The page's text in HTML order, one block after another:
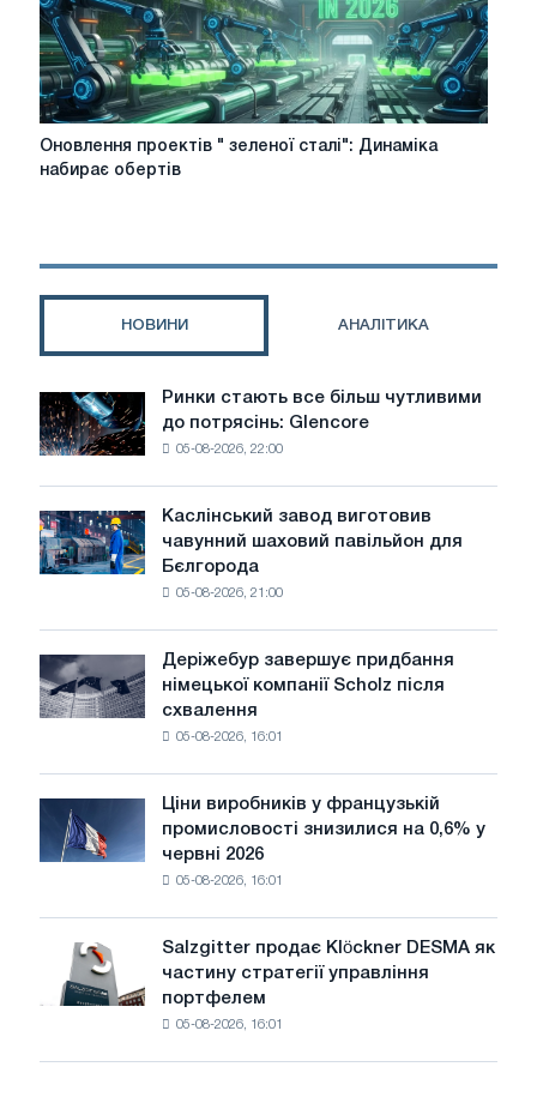
Оновлення
проектів
Динаміка
Оновлення проектів " зеленої сталі": Динаміка
набирає обертів
НОВИНИ АНАЛІТИКА
Ринки
стають
все
до
потрясінь:
Ринки стають все більш чутливими
до потрясінь: Glencore
05-08-2026, 22:00
Каслінський
завод
виготовив
для
Бєлгорода
Каслінський завод виготовив
чавунний шаховий павільйон для
Бєлгорода
05-08-2026, 21:00
Деріжебур
завершує
придбання
після
схвалення
Деріжебур завершує придбання
німецької компанії Scholz після
схвалення
05-08-2026, 16:01
Ціни
виробників
у
0,6%
2026
Ціни виробників у французькій
промисловості знизилися на 0,6% у
червні 2026
05-08-2026, 16:01
Salzgitter
продає
Klöckner
Salzgitter продає Klöckner DESMA як
частину стратегії управління
портфелем
05-08-2026, 16:01